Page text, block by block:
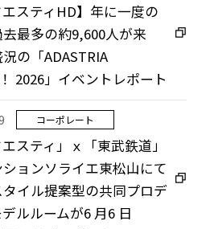
エスティHD】年に一度の
最多の約9,600人が来
の「ADASTRIA
2026」イベントレポート
エスティ」ｘ「東武鉄道」
ョンソライエ東松山にて
イル提案型の共同プロデ
ルルームが6 月6 日
コーポレート